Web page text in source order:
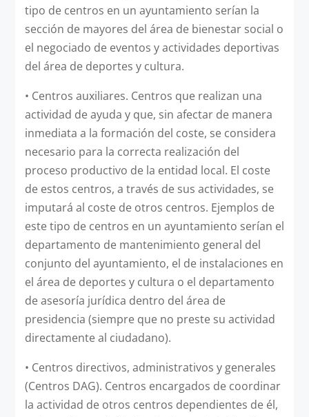
tipo de centros en un ayuntamiento serían la
sección de mayores del área de bienestar social o
el negociado de eventos y actividades deportivas
del área de deportes y cultura.
• Centros auxiliares. Centros que realizan una
actividad de ayuda y que, sin afectar de manera
inmediata a la formación del coste, se considera
necesario para la correcta realización del
proceso productivo de la entidad local. El coste
de estos centros, a través de sus actividades, se
imputará al coste de otros centros. Ejemplos de
este tipo de centros en un ayuntamiento serían el
departamento de mantenimiento general del
conjunto del ayuntamiento, el de instalaciones en
el área de deportes y cultura o el departamento
de asesoría jurídica dentro del área de
presidencia (siempre que no preste su actividad
directamente al ciudadano).
• Centros directivos, administrativos y generales
(Centros DAG). Centros encargados de coordinar
la actividad de otros centros dependientes de él,